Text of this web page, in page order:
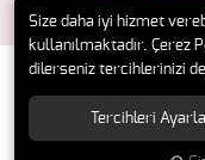
© 2018
Size daha iyi hizmet
kullanılmaktadır. Çerez
dilerseniz tercihlerinizi
Tercihleri Ayarla